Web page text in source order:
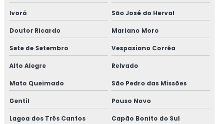
Ivorá São José do Herval
Doutor Ricardo Mariano Moro
Sete de Setembro Vespasiano Corrêa
Alto Alegre Relvado
Mato Queimado São Pedro das Missões
Gentil Pouso Novo
Lagoa dos Três Cantos Capão Bonito do Sul